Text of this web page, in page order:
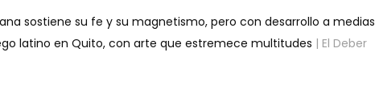
sostiene su fe y su magnetismo, pero con desarrollo a medias
latino en Quito, con arte que estremece multitudes | El Deber